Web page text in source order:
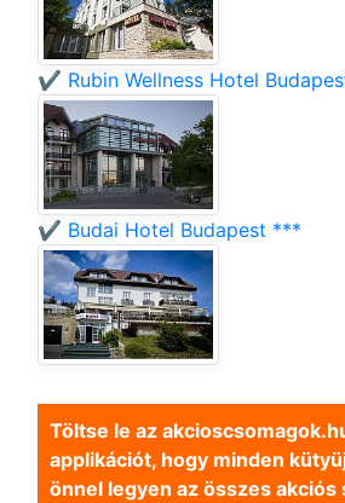
✔️ Rubin Wellness Hotel
✔️ Budai Hotel Budapest ***
Töltse le az
applikációt, hogy minden
önnel legyen az összes akciós